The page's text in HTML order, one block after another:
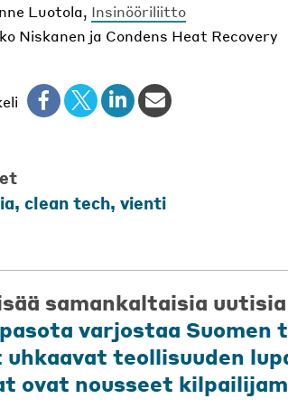
Luotola, Insinööriliitto
Niskanen ja Condens Heat Recovery
, clean tech, vienti
samankaltaisia uutisia
varjostaa Suomen
teollisuuden
ovat nousseet